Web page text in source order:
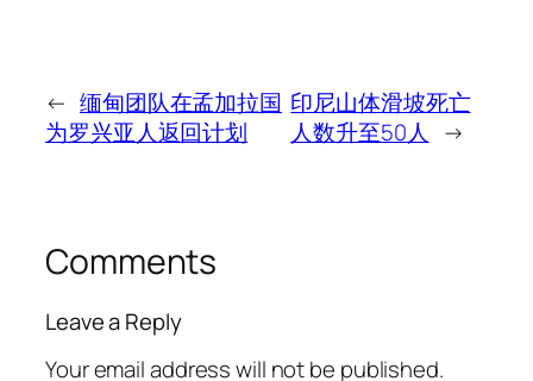
← 缅甸团队在孟加拉国
为罗兴亚人返回计划
印尼山体滑坡死亡
人数升至50人
→
Comments
Leave a Reply
Your email address will not be published.